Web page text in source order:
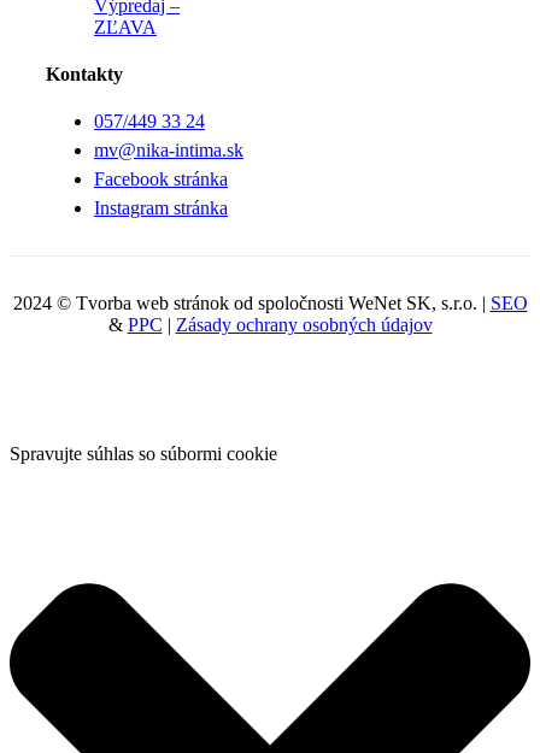
Výpredaj –
ZĽAVA
Kontakty
057/449 33 24
mv@nika-intima.sk
Facebook stránka
Instagram stránka
2024 © Tvorba web stránok od spoločnosti WeNet SK, s.r.o. | SEO
& PPC | Zásady ochrany osobných údajov
Spravujte súhlas so súbormi cookie